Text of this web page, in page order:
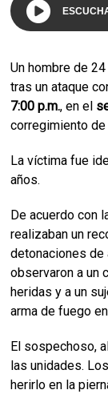
Un hombre de
tras un ataque
7:00 p.m., en el
corregimiento de
La víctima fue
años.
De acuerdo con
realizaban un
detonaciones de
observaron a un
heridas y a un
arma de fuego
El sospechoso,
las unidades.
herirlo en la